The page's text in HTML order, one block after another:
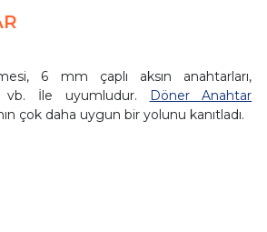
6 mm çaplı aksın anahtarları,
vb. İle uyumludur.
Döner Anahtar
çok daha uygun bir yolunu kanıtladı.